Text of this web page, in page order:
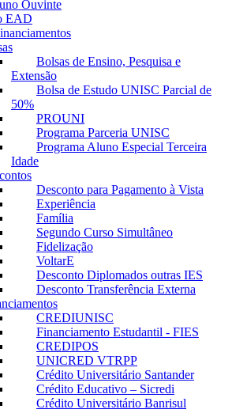
Ouvinte
EAD
Bolsas de Ensino, Pesquisa e
Extensão
Bolsa de Estudo UNISC Parcial de
50%
PROUNI
Programa Parceria UNISC
Programa Aluno Especial Terceira
Idade
Desconto para Pagamento à Vista
Experiência
Família
Segundo Curso Simultâneo
Fidelização
VoltarE
Desconto Diplomados outras IES
Desconto Transferência Externa
CREDIUNISC
Financiamento Estudantil - FIES
CREDIPOS
UNICRED VTRPP
Crédito Universitário Santander
Crédito Educativo – Sicredi
Crédito Universitário Banrisul